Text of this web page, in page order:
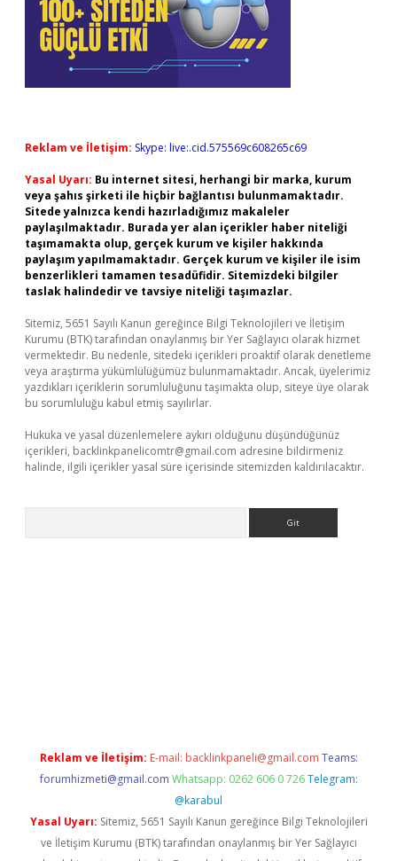
Reklam ve İletişim: Skype: live:.cid.575569c608265c69
Yasal Uyarı: Bu internet sitesi, herhangi bir marka, kurum
veya şahıs şirketi ile hiçbir bağlantısı bulunmamaktadır.
Sitede yalnızca kendi hazırladığımız makaleler
paylaşılmaktadır. Burada yer alan içerikler haber niteliği
taşımamakta olup, gerçek kurum ve kişiler hakkında
paylaşım yapılmamaktadır. Gerçek kurum ve kişiler ile isim
benzerlikleri tamamen tesadüfidir. Sitemizdeki bilgiler
taslak halindedir ve tavsiye niteliği taşımazlar.
Sitemiz, 5651 Sayılı Kanun gereğince Bilgi Teknolojileri ve İletişim
Kurumu (BTK) tarafından onaylanmış bir Yer Sağlayıcı olarak hizmet
vermektedir. Bu nedenle, sitedeki içerikleri proaktif olarak denetleme
veya araştırma yükümlülüğümüz bulunmamaktadır. Ancak, üyelerimiz
yazdıkları içeriklerin sorumluluğunu taşımakta olup, siteye üye olarak
bu sorumluluğu kabul etmiş sayılırlar.
Hukuka ve yasal düzenlemelere aykırı olduğunu düşündüğünüz
içerikleri, backlinkpanelicomtr@gmail.com adresine bildirmeniz
halinde, ilgili içerikler yasal süre içerisinde sitemizden kaldırılacaktır.
Reklam ve İletişim: E-mail: backlinkpaneli@gmail.com Teams:
forumhizmeti@gmail.com Whatsapp: 0262 606 0 726 Telegram:
@karabul
Yasal Uyarı: Sitemiz, 5651 Sayılı Kanun gereğince Bilgi Teknolojileri
ve İletişim Kurumu (BTK) tarafından onaylanmış bir Yer Sağlayıcı